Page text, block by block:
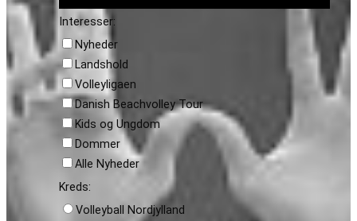
Interesser:
Nyheder
Landshold
Volleyligaen
Danish Beachvolley Tour
Kids og Ungdom
Dommer
Alle Nyheder
Kreds:
Volleyball Nordjylland